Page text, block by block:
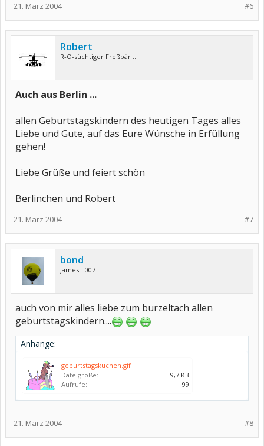
#6
21. März 2004
Robert
R-O-süchtiger Freßbär ...
Auch aus Berlin ...
allen Geburtstagskindern des heutigen Tages alles
Liebe und Gute, auf das Eure Wünsche in Erfüllung
gehen!
Liebe Grüße und feiert schön
Berlinchen und Robert
#7
21. März 2004
bond
James - 007
auch von mir alles liebe zum burzeltach allen
geburtstagskindern....
Anhänge:
geburtstagskuchen.gif
Dateigröße:
9,7 KB
Aufrufe:
99
#8
21. März 2004